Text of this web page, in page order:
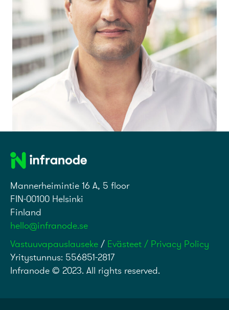
Mannerheimintie 16 A, 5 floor
FIN-00100 Helsinki
Finland
hello@infranode.se
Vastuuvapauslauseke / Evästeet / Privacy Policy
Yritystunnus: 556851-2817
Infranode © 2023. All rights reserved.